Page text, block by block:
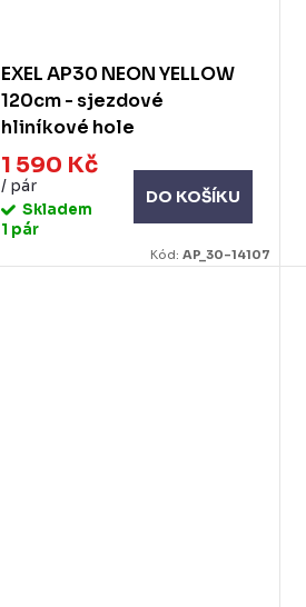
EXEL AP30 NEON YELLOW
120cm - sjezdové
hliníkové hole
1 590 Kč
/ pár
Skladem
1 pár
DO KOŠÍKU
Kód: AP_30-14107